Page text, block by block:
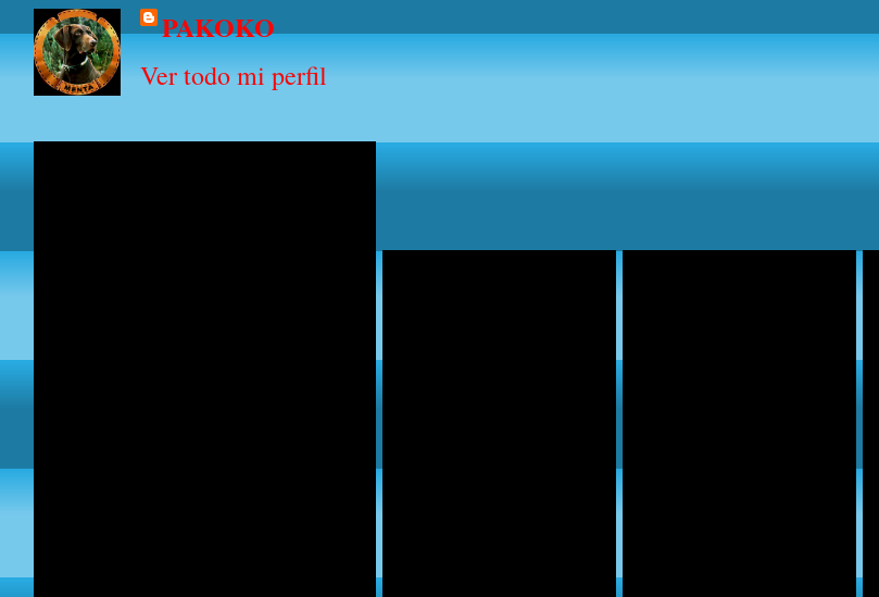
PAKOKO
Ver todo mi perfil